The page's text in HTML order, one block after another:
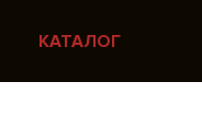
КАТАЛОГ